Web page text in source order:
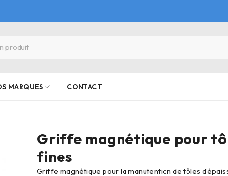
MARQUES CONTACT
Griffe magnétique pour
fines
griffe magnétique pour la manutention de tôles d’épaisseur minimum 1